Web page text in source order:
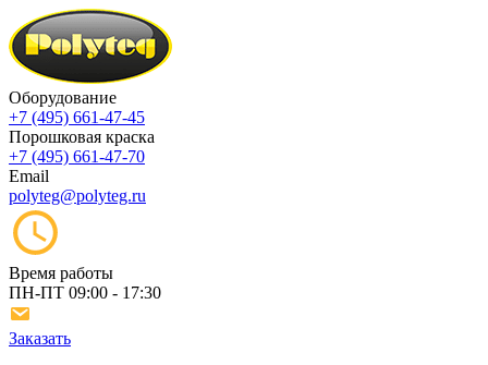
Оборудование
+7 (495) 661-47-45
Порошковая краска
+7 (495) 661-47-70
Email
polyteg@polyteg.ru
Время работы
ПН-ПТ 09:00 - 17:30
Заказать